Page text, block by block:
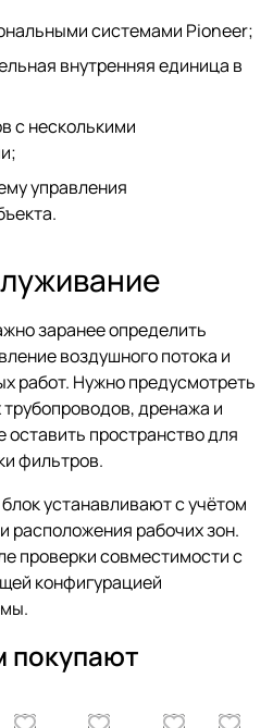
системами Pioneer;
внутренняя единица в
с несколькими
управления
заранее определить
воздушного потока и
работ. Нужно предусмотреть
дренажа и
оставить пространство для
фильтров.
устанавливают с учётом
расположения рабочих зон.
проверки совместимости с
конфигурацией
покупают